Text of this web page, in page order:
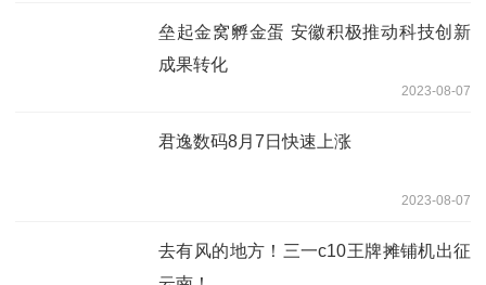
垒起金窝孵金蛋 安徽积极推动科技创新
成果转化
2023-08-07
君逸数码8月7日快速上涨
2023-08-07
去有风的地方！三一c10王牌摊铺机出征